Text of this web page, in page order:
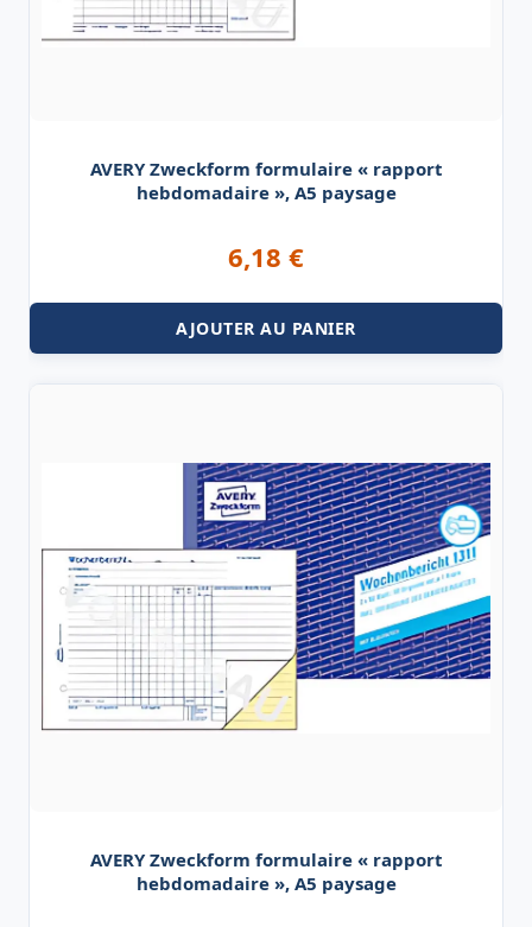
AVERY Zweckform formulaire « rapport
hebdomadaire », A5 paysage
6,18 €
AJOUTER AU PANIER
AVERY Zweckform formulaire « rapport
hebdomadaire », A5 paysage